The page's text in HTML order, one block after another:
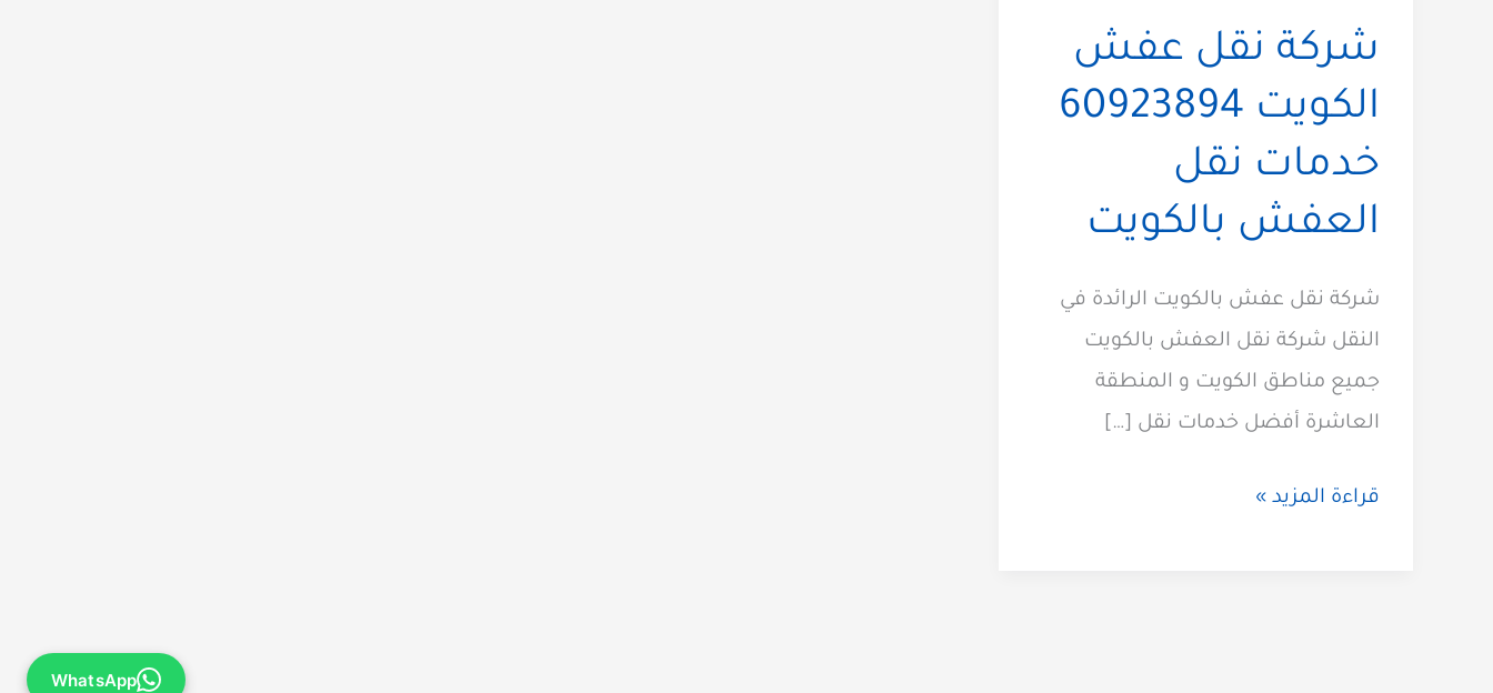
شركة نقل عفش
الكويت 60923894
خدمات نقل
العفش بالكويت
شركة نقل عفش بالكويت الرائدة في
النقل شركة نقل العفش بالكويت
جميع مناطق الكويت و المنطقة
العاشرة أفضل خدمات نقل […]
شركة
قراءة المزيد »
WhatsApp